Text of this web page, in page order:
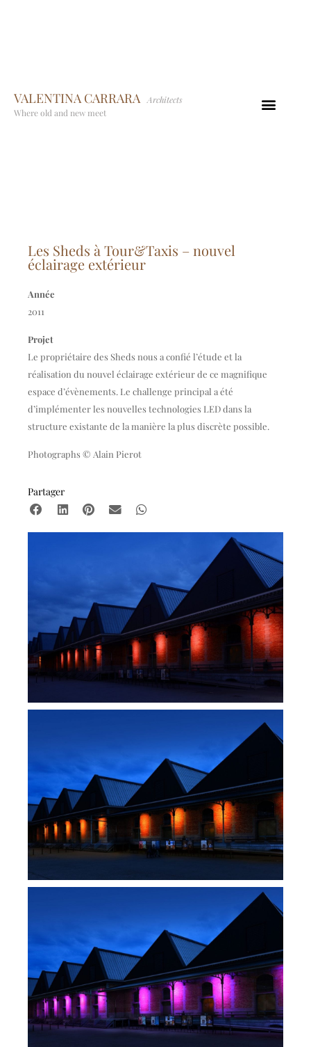
VALENTINA CARRARA
Architects
Where old and new meet
Les Sheds à Tour&Taxis – nouvel
éclairage extérieur
Année
2011
Projet
Le propriétaire des Sheds nous a confié l’étude et la
réalisation du nouvel éclairage extérieur de ce magnifique
espace d’évènements. Le challenge principal a été
d’implémenter les nouvelles technologies LED dans la
structure existante de la manière la plus discrète possible.
Photographs © Alain Pierot
Partager